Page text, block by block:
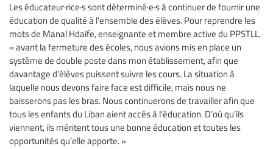
Les éducateur·rice·s sont déterminé·e·s à continuer de fournir une
éducation de qualité à l’ensemble des élèves. Pour reprendre les
mots de Manal Hdaife, enseignante et membre active du PPSTLL,
« avant la fermeture des écoles, nous avions mis en place un
système de double poste dans mon établissement, afin que
davantage d’élèves puissent suivre les cours. La situation à
laquelle nous devons faire face est difficile, mais nous ne
baisserons pas les bras. Nous continuerons de travailler afin que
tous les enfants du Liban aient accès à l’éducation. D’où qu’ils
viennent, ils méritent tous une bonne éducation et toutes les
opportunités qu’elle apporte. »